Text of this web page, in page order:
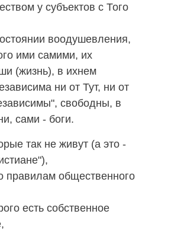
у субъектов с Того
воодушевления,
ими самими, их
(жизнь), в ихнем
ни от Тут, ни от
свободны, в
сами - боги.
так не живут (а это -
правилам общественного
есть собственное